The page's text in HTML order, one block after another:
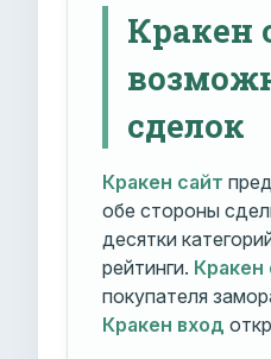
Кракен
сделок
Кракен сайт
обе стороны
десятки
рейтинги. Кракен
покупателя
Кракен вход